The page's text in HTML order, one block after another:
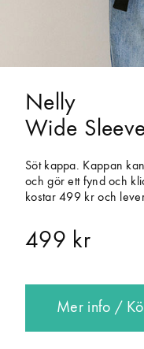
Nelly
Wide
Söt kappa. Kappan
och gör ett fynd och
kostar 499 kr och
499 kr
Mer info /